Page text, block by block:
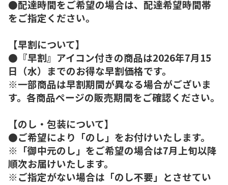
●配達時間をご希望の場合は、配達希望時間帯
をご指定ください。
【早割について】
●『早割』アイコン付きの商品は2026年7月15
日（水）までのお得な早割価格です。
※一部商品は早割期間が異なる場合がございま
す。各商品ページの販売期間をご確認ください。
【のし・包装について】
●ご希望により「のし」をお付けいたします。
※「御中元のし」をご希望の場合は7月上旬以降
順次お届けいたします。
※ご指定がない場合は「のし不要」とさせてい